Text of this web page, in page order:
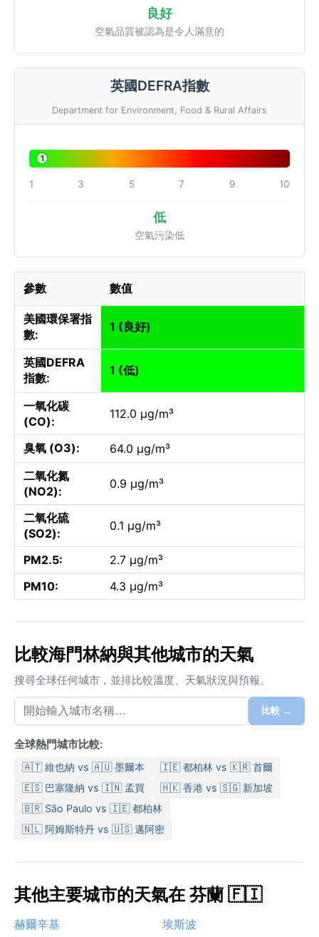
良好
空氣品質被認為是令人滿意的
英國DEFRA指數
Department for Environment, Food & Rural Affairs
1
1 3 5 7 9 10
低
空氣污染低
參數 數值
美國環保署指
數:
1 (良好)
英國DEFRA
指數:
1 (低)
一氧化碳
(CO):
112.0 µg/m³
臭氧 (O3):
64.0 µg/m³
二氧化氮
(NO2):
0.9 µg/m³
二氧化硫
(SO2):
0.1 µg/m³
PM2.5:
2.7 µg/m³
PM10:
4.3 µg/m³
比較海門林納與其他城市的天氣
搜尋全球任何城市，並排比較溫度、天氣狀況與預報。
比較 →
全球熱門城市比較:
🇦🇹 維也納 vs 🇦🇺 墨爾本
🇮🇪 都柏林 vs 🇰🇷 首爾
🇪🇸 巴塞隆納 vs 🇮🇳 孟買
🇭🇰 香港 vs 🇸🇬 新加坡
🇧🇷 São Paulo vs 🇮🇪 都柏林
🇳🇱 阿姆斯特丹 vs 🇺🇸 邁阿密
其他主要城市的天氣在 芬蘭 🇫🇮
赫爾辛基
埃斯波